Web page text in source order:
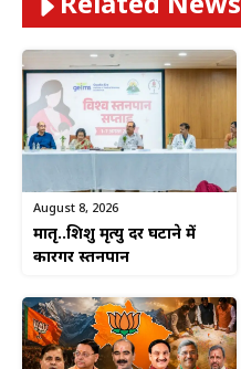
August 8, 2026
मातृ..शिशु मृत्यु दर घटाने में
कारगर स्तनपान